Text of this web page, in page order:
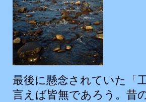
最後に懸念されていた「
言えば皆無であろう。昔